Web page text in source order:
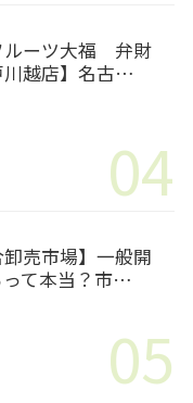
ルーツ大福 弁財
越店】名古…
04
卸売市場】一般開
て本当？市…
05